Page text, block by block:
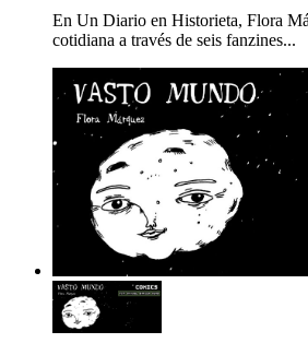
En Un Diario en Historieta, Flora
cotidiana a través de seis fanzines...